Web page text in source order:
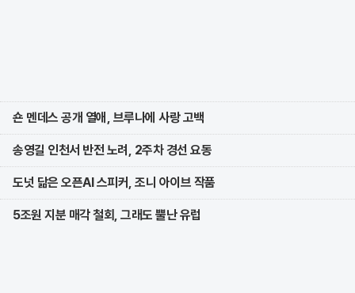
숀 멘데스 공개 열애, 브루나에 사랑 고백
송영길 인천서 반전 노려, 2주차 경선 요동
도넛 닮은 오픈AI 스피커, 조니 아이브 작품
5조원 지분 매각 철회, 그래도 뿔난 유럽